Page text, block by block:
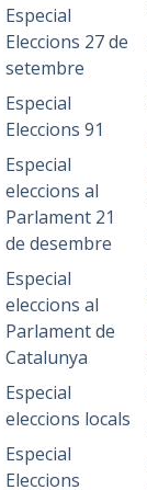
Especial
Eleccions 27 de
setembre
Especial
Eleccions 91
Especial
eleccions al
Parlament 21
de desembre
Especial
eleccions al
Parlament de
Catalunya
Especial
eleccions locals
Especial
Eleccions